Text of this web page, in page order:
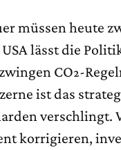
müssen heute
lässt die
CO₂-
ist das
verschlingt.
korrigieren,